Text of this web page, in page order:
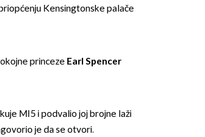
Kensingtonske palače
princeze Earl Spencer
MI5 i podvalio joj brojne laži
je da se otvori.